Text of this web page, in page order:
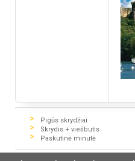
Pigūs skrydžiai
Skrydis + viešbutis
Paskutinė minutė
© 2016 UAB "Zigzag